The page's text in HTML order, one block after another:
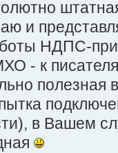
и
НДПС-
- к
полезная
в Вашем